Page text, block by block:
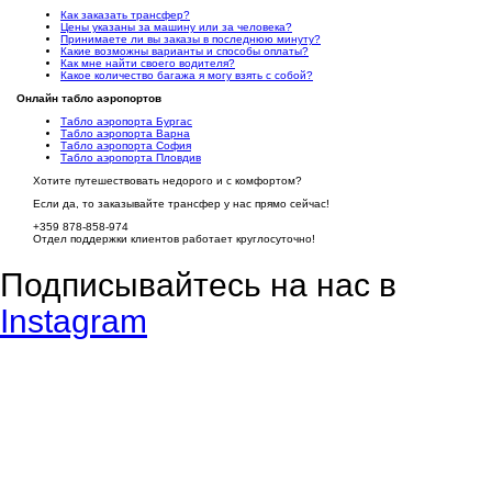
Как заказать трансфер?
Цены указаны за машину или за человека?
Принимаете ли вы заказы в последнюю минуту?
Какие возможны варианты и способы оплаты?
Как мне найти своего водителя?
Какое количество багажа я могу взять с собой?
Онлайн табло аэропортов
Табло аэропорта Бургас
Табло аэропорта Варна
Табло аэропорта София
Табло аэропорта Пловдив
Хотите путешествовать недорого и с комфортом?
Если да, то заказывайте трансфер у нас прямо сейчас!
+359 878-858-974
Отдел поддержки клиентов работает круглосуточно!
Подписывайтесь на нас в
Instagram